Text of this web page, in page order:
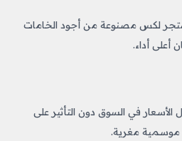
لكس مصنوعة من أجود الخامات
أعلى أداء.
في السوق دون التأثير على
مغرية.